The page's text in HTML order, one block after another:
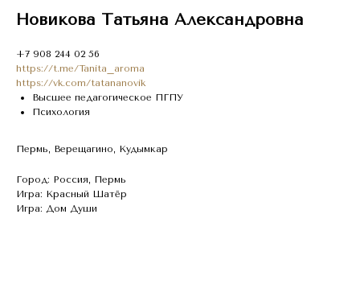
Новикова Татьяна Александровна
+7 908 244 02 56
https://t.me/Tanita_aroma
https://vk.com/tatananovik
Высшее педагогическое ПГПУ
Психология
Пермь, Верещагино, Кудымкар
Город: Россия, Пермь
Игра: Красный Шатёр
Игра: Дом Души